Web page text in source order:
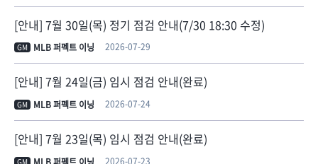
[안내] 7월 30일(목) 정기 점검 안내(7/30 18:30 수정)
GM MLB 퍼펙트 이닝 2026-07-29
[안내] 7월 24일(금) 임시 점검 안내(완료)
GM MLB 퍼펙트 이닝 2026-07-24
[안내] 7월 23일(목) 임시 점검 안내(완료)
GM 2026-07-23